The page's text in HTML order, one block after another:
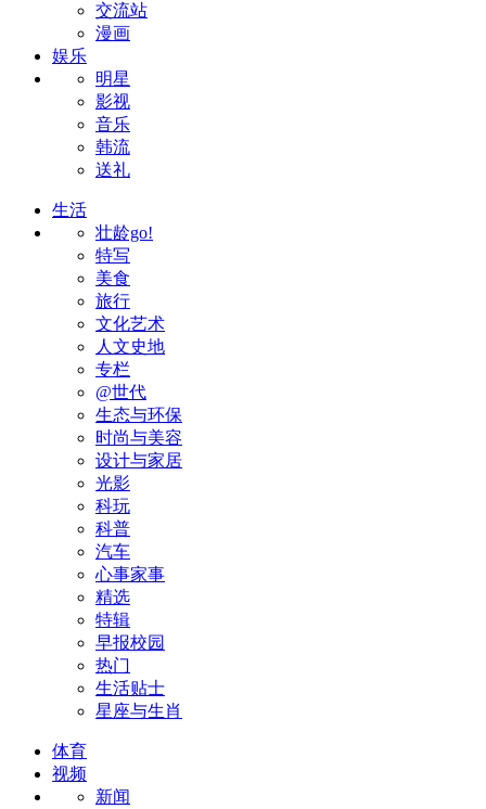
交流站
漫画
娱乐
明星
影视
音乐
韩流
送礼
生活
壮龄go!
特写
美食
旅行
文化艺术
人文史地
专栏
@世代
生态与环保
时尚与美容
设计与家居
光影
科玩
科普
汽车
心事家事
精选
特辑
早报校园
热门
生活贴士
星座与生肖
体育
视频
新闻